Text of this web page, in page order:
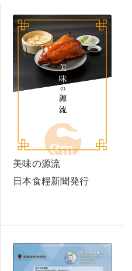
美味の源流
日本食糧新聞発行